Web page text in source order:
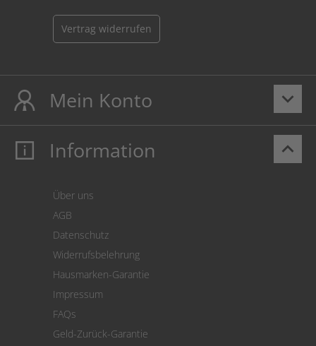
Vertrag widerrufen
keyboard_arrow_down
Mein Konto
Mein Konto
Cookie Einstellungen
keyboard_arrow_up
Information
Über uns
AGB
Datenschutz
Widerrufsbelehrung
Hausmarken-Garantie
Impressum
FAQs
Geld-Zurück-Garantie